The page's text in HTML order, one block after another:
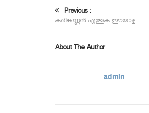
Previous :
കരിങ്കണ്ണന്‍ എത്തുക ഈയാഴ്ച
About The Author
admin